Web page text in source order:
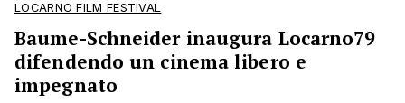
LOCARNO FILM FESTIVAL
Baume-Schneider inaugura Locarno79
difendendo un cinema libero e
impegnato